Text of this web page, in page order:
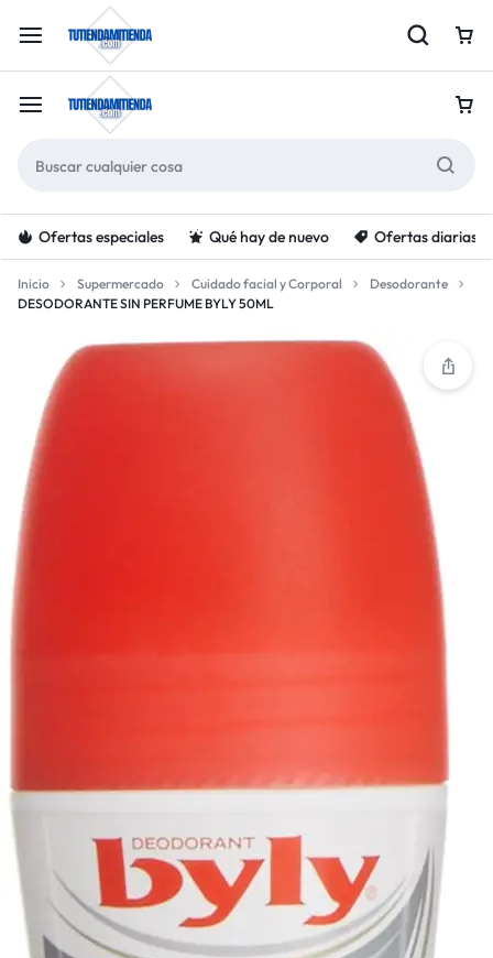
Ofertas especiales Qué hay de nuevo Ofertas diarias
Inicio Supermercado Cuidado facial y Corporal
Desodorante
DESODORANTE SIN PERFUME BYLY 50ML